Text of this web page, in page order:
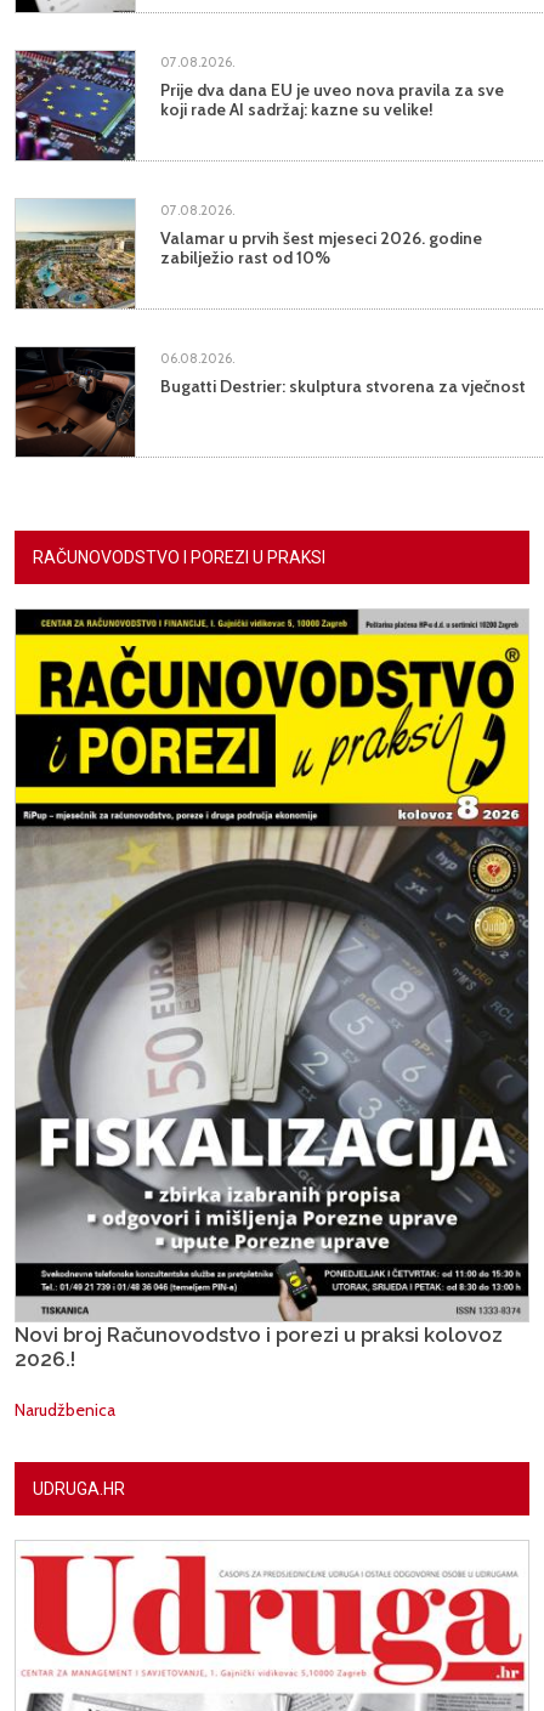
07.08.2026.
Prije dva dana EU je uveo nova pravila za sve
koji rade AI sadržaj: kazne su velike!
07.08.2026.
Valamar u prvih šest mjeseci 2026. godine
zabilježio rast od 10%
06.08.2026.
Bugatti Destrier: skulptura stvorena za vječnost
RAČUNOVODSTVO I POREZI U PRAKSI
Novi broj Računovodstvo i porezi u praksi kolovoz
2026.!
Narudžbenica
UDRUGA.HR